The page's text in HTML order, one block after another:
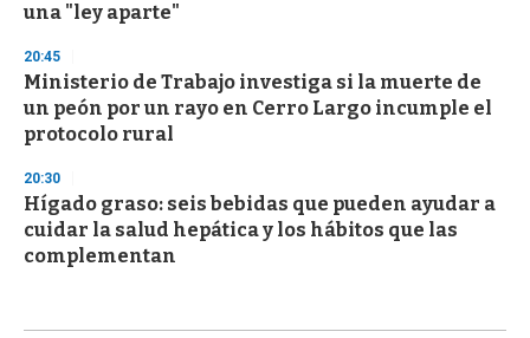
una "ley aparte"
20:45
Ministerio de Trabajo investiga si la muerte de
un peón por un rayo en Cerro Largo incumple el
protocolo rural
20:30
Hígado graso: seis bebidas que pueden ayudar a
cuidar la salud hepática y los hábitos que las
complementan